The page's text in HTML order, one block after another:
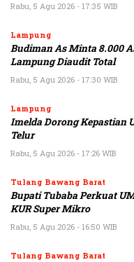
Rabu, 5 Agu 2026 - 17:35 WIB
Lampung
Budiman As Minta 8.000
Lampung Diaudit Total
Rabu, 5 Agu 2026 - 17:30 WIB
Lampung
Imelda Dorong Kepastian
Telur
Rabu, 5 Agu 2026 - 17:26 WIB
Tulang Bawang Barat
Bupati Tubaba Perkuat
KUR Super Mikro
Rabu, 5 Agu 2026 - 16:50 WIB
Tulang Bawang Barat